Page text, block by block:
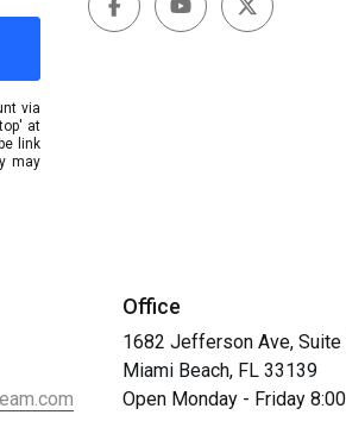
via
at
link
may
Office
1682 Jefferson Ave, Suite
Miami Beach, FL 33139
Open Monday - Friday